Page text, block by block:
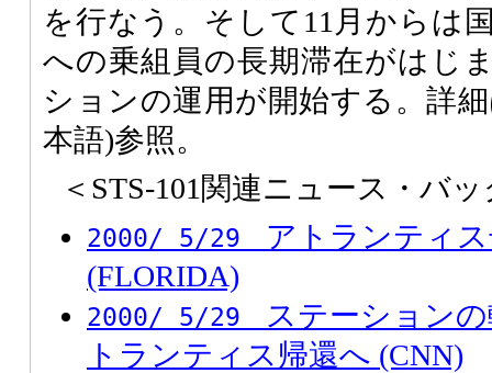
を行なう。そして11月からは
への乗組員の長期滞在がはじ
ションの運用が開始する。詳
本語)参照。
＜STS-101関連ニュース・バ
2000/ 5/29 アトランティ
(FLORIDA)
2000/ 5/29
ステーション
トランティス帰還へ (CNN)